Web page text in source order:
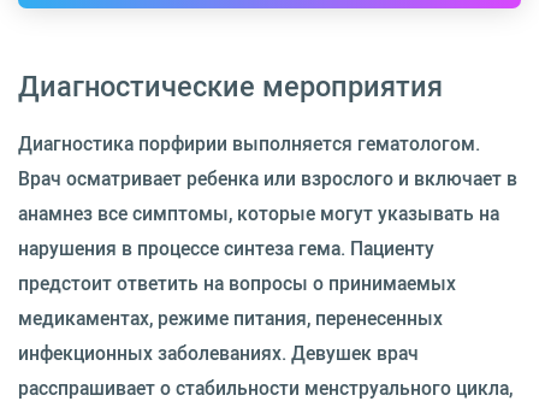
Диагностические мероприятия
Диагностика порфирии выполняется гематологом.
Врач осматривает ребенка или взрослого и включает в
анамнез все симптомы, которые могут указывать на
нарушения в процессе синтеза гема. Пациенту
предстоит ответить на вопросы о принимаемых
медикаментах, режиме питания, перенесенных
инфекционных заболеваниях. Девушек врач
расспрашивает о стабильности менструального цикла,